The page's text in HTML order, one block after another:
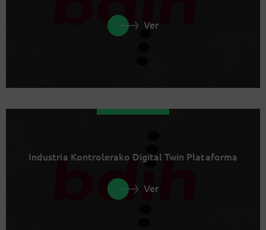
Ver
Industria Kontrolerako Digital Twin Plataforma
Ver